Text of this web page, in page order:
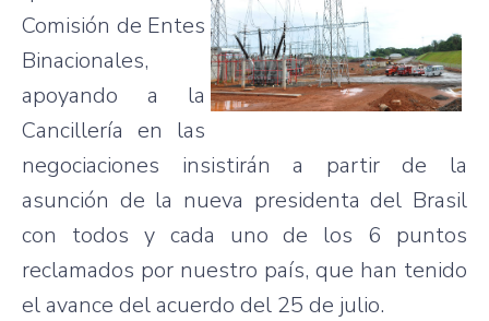
Comisión de Entes
Binacionales,
apoyando a la
Cancillería en las
negociaciones insistirán a partir de la
asunción de la nueva presidenta del Brasil
con todos y cada uno de los 6 puntos
reclamados por nuestro país, que han tenido
el avance del acuerdo del 25 de julio.